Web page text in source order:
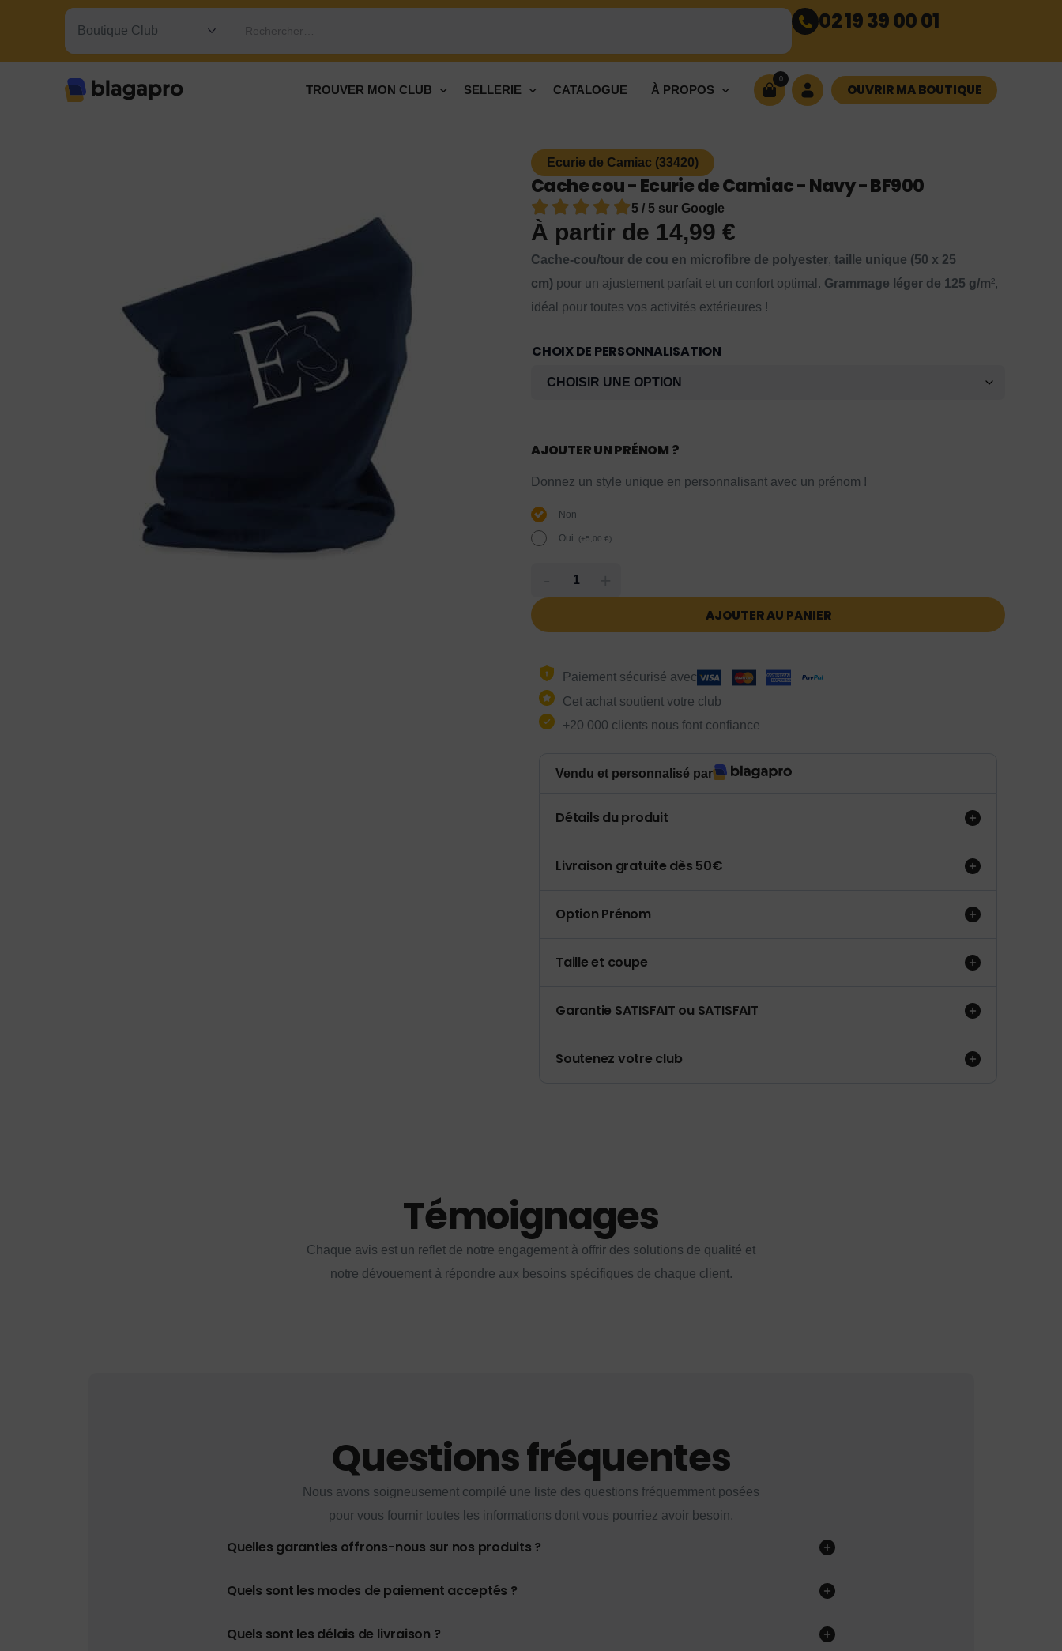
Rechercher… 02 19 39 00 01
TROUVER MON CLUB SELLERIE CATALOGUE À PROPOS
0
OUVRIR MA BOUTIQUE
Ecurie de Camiac (33420)
Cache cou - Ecurie de Camiac - Navy - BF900
5 / 5 sur Google
À partir de 14,99 €
Cache-cou/tour de cou en microfibre de polyester, taille unique (50 x 25
cm) pour un ajustement parfait et un confort optimal. Grammage léger de 125 g/m²,
idéal pour toutes vos activités extérieures !
CHOIX DE PERSONNALISATION
AJOUTER UN PRÉNOM ?
Donnez un style unique en personnalisant avec un prénom !
Non
Oui. (+5,00 €)
AJOUTER AU PANIER
Paiement sécurisé avec
Cet achat soutient votre club
+20 000 clients nous font confiance
Vendu et personnalisé par
Détails du produit
Livraison gratuite dès 50€
Option Prénom
Taille et coupe
Garantie SATISFAIT ou SATISFAIT
Soutenez votre club
Témoignages
Chaque avis est un reflet de notre engagement à offrir des solutions de qualité et
notre dévouement à répondre aux besoins spécifiques de chaque client.
Questions fréquentes
Nous avons soigneusement compilé une liste des questions fréquemment posées
pour vous fournir toutes les informations dont vous pourriez avoir besoin.
Quelles garanties offrons-nous sur nos produits ?
Quels sont les modes de paiement acceptés ?
Quels sont les délais de livraison ?